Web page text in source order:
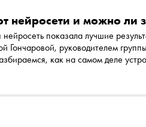
и можно ли
показала лучшие
Гончаровой, руководителем
как на самом деле